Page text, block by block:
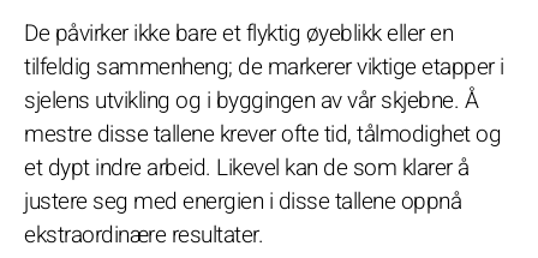
De påvirker ikke bare et flyktig øyeblikk eller en
tilfeldig sammenheng; de markerer viktige etapper i
sjelens utvikling og i byggingen av vår skjebne. Å
mestre disse tallene krever ofte tid, tålmodighet og
et dypt indre arbeid. Likevel kan de som klarer å
justere seg med energien i disse tallene oppnå
ekstraordinære resultater.